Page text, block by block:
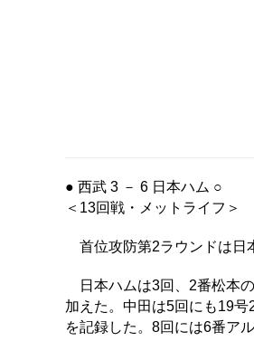
● 西武 3 － 6 日本ハム ○
＜13回戦・メットライフ＞
首位攻防第2ラウンドは日
日本ハムは3回、2番松本
加えた。中田は5回にも19
を記録した。8回には6番ア